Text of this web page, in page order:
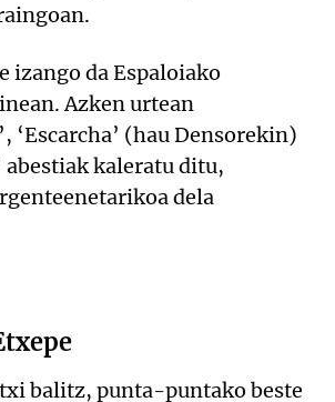
izango da Espaloiako
Azken urtean
‘Escarcha’ (hau Densorekin)
abestiak kaleratu ditu,
dela
balitz, punta-puntako beste